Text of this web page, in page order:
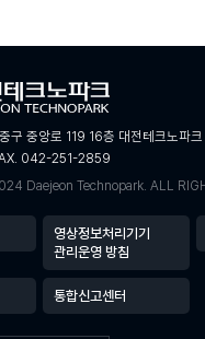
구 중앙로 119 16층 대전테크노파크
042-251-2859
Daejeon Technopark. ALL
영상정보처리기기
관리운영 방침
통합신고센터